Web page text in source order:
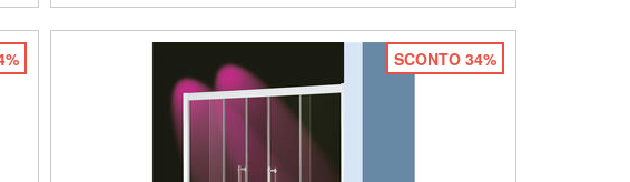
SCONTO 34%